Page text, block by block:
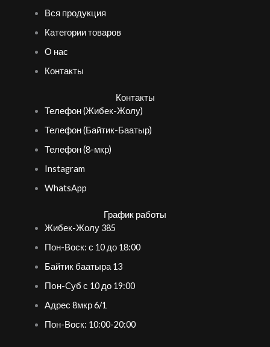
Вся продукция
Категории товаров
О нас
Контакты
Контакты
Телефон (Жибек-Жолу)
Телефон (Байтик-Баатыр)
Телефон (8-мкр)
Instagram
WhatsApp
График работы
Жибек-Жолу 385
Пон-Воск: с 10 до 18:00
Байтик баатыра 13
Пoн-Cуб с 10 до 19:00
Адрес 8мкр 6/1
Пон-Воск: 10:00-20:00